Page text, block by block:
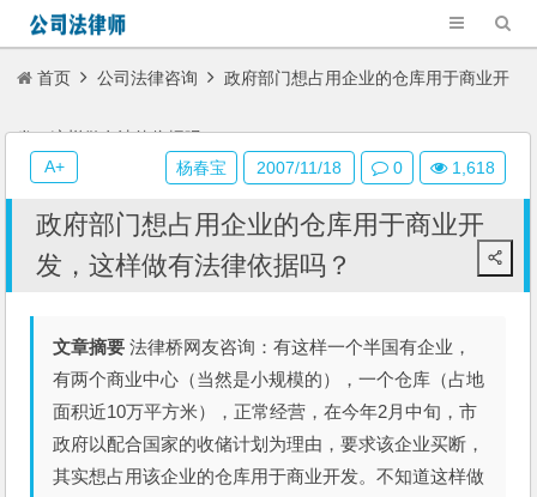
首页 公司法律咨询 政府部门想占用企业的仓库用于商业开
发，这样做有法律依据吗？
政府部门想占用企业的仓库用于商业开
发，这样做有法律依据吗？
文章摘要 法律桥网友咨询：有这样一个半国有企业，
有两个商业中心（当然是小规模的），一个仓库（占地
面积近10万平方米），正常经营，在今年2月中旬，市
政府以配合国家的收储计划为理由，要求该企业买断，
其实想占用该企业的仓库用于商业开发。不知道这样做
杨春宝 2007/11/18 0 1,618
A+